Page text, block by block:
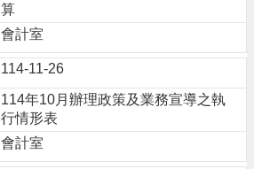
算
會計室
114-11-26
114年10月辦理政策及業務宣導之執
行情形表
會計室